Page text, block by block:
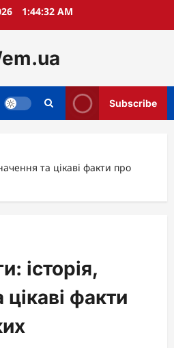
1:44:33 AM
Subscribe
та цікаві факти про
історія,
факти